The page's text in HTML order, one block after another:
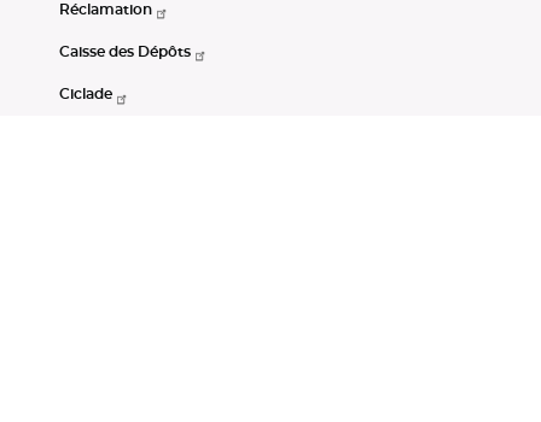
Réclamation
Caisse des Dépôts
Ciclade